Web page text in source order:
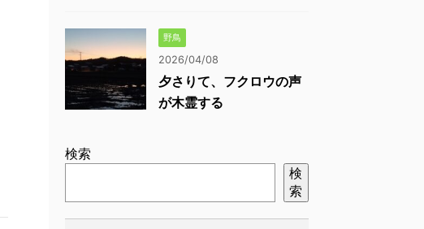
野鳥
2026/04/08
夕さりて、フクロウの声
が木霊する
検索
検
索